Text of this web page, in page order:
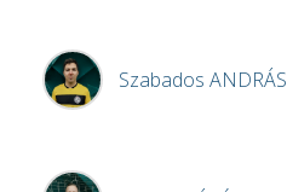
Szabados ANDRÁS